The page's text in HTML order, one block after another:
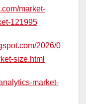
market-
121995
2026/0
size.html
market-